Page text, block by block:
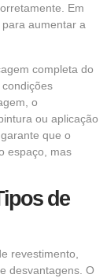
Em
aumentar a
completa do
o
ou aplicação
que o
espaço, mas
de
revestimento,
desvantagens. O